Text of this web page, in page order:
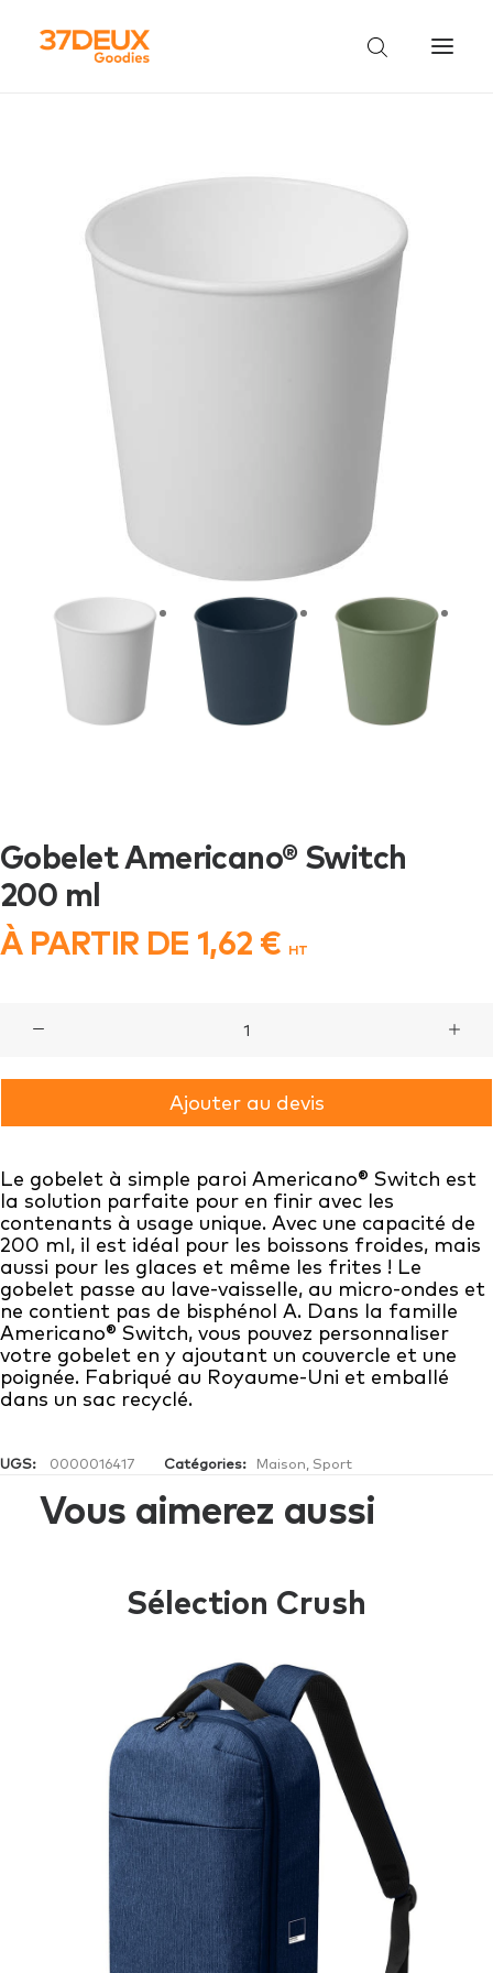
Gobelet Americano® Switch
200 ml
À PARTIR DE 1,62 € HT
Gobelet
Americano®
200 ml
Ajouter au devis
Le gobelet à simple paroi Americano® Switch est
la solution parfaite pour en finir avec les
contenants à usage unique. Avec une capacité de
200 ml, il est idéal pour les boissons froides, mais
aussi pour les glaces et même les frites ! Le
gobelet passe au lave-vaisselle, au micro-ondes et
ne contient pas de bisphénol A. Dans la famille
Americano® Switch, vous pouvez personnaliser
votre gobelet en y ajoutant un couvercle et une
poignée. Fabriqué au Royaume-Uni et emballé
dans un sac recyclé.
UGS: 0000016417 Catégories: Maison Sport
Vous aimerez aussi
Sélection Crush